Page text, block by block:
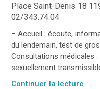
Place Saint-Denis 18
02/343.74.04
– Accueil : écoute,
du lendemain, test de
Consultations médicales
sexuellement
Continuer la lecture →